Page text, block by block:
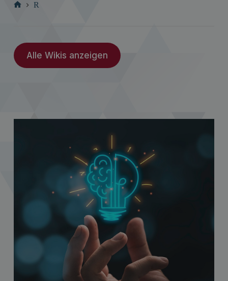
R
Alle Wikis anzeigen